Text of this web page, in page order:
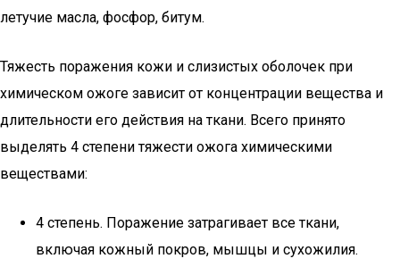
летучие масла, фосфор, битум.
Тяжесть поражения кожи и слизистых оболочек при
химическом ожоге зависит от концентрации вещества и
длительности его действия на ткани. Всего принято
выделять 4 степени тяжести ожога химическими
веществами:
4 степень. Поражение затрагивает все ткани,
включая кожный покров, мышцы и сухожилия.